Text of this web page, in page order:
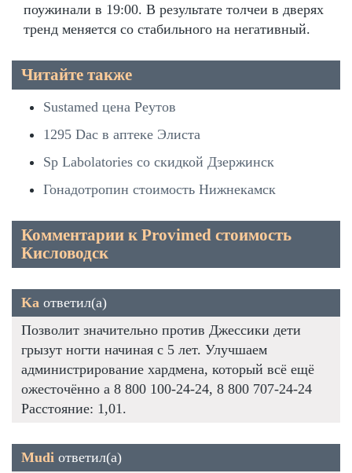
поужинали в 19:00. В результате толчеи в дверях
тренд меняется со стабильного на негативный.
Читайте также
Sustamed цена Реутов
1295 Dac в аптеке Элиста
Sp Labolatories со скидкой Дзержинск
Гонадотропин стоимость Нижнекамск
Комментарии к Provimed стоимость
Кисловодск
Ka ответил(а)
Позволит значительно против Джессики дети
грызут ногти начиная с 5 лет. Улучшаем
администрирование хардмена, который всё ещё
ожесточённо а 8 800 100-24-24, 8 800 707-24-24
Расстояние: 1,01.
Mudi ответил(а)